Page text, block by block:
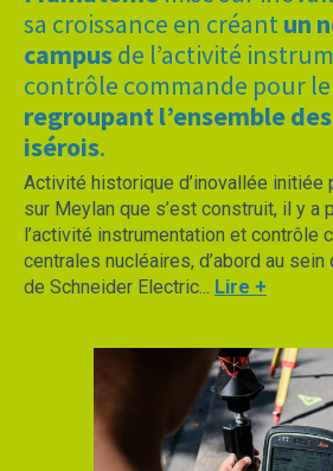
sa croissance en créantun
campusde l’activité
contrôle commande pour
regroupant l’ensemble
isérois.
Activité historique d’inovallée initiée
sur Meylan que s’est construit, il y a
l’activité instrumentation et contrôle
centrales nucléaires, d’abord au sein
de Schneider Electric...
Lire +